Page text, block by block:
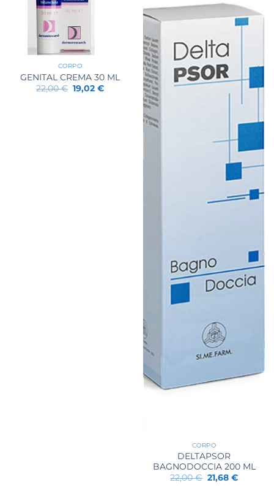
CORPO
GENITAL CREMA 30 ML
22,00€ Il
prezzo
19,02€Il
CORPO
DELTAPSOR
BAGNODOCCIA 200 ML
22,00€ Il
prezzo
21,68 €Il